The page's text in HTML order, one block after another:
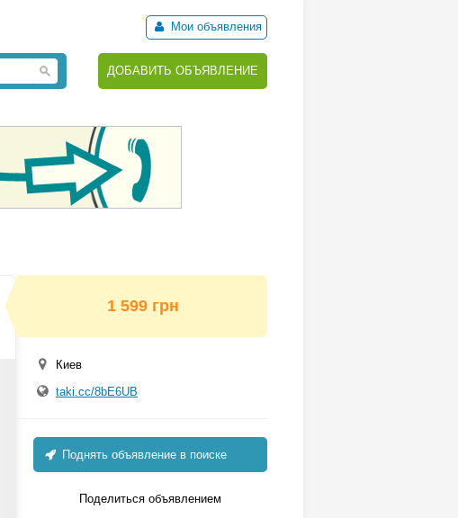
Мои объявления
ДОБАВИТЬ ОБЪЯВЛЕНИЕ
1 599 грн
Киев
taki.cc/8bE6UB
Поднять объявление в поиске
Поделиться объявлением